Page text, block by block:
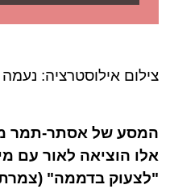
צילום אילוסטרציה:
המסע של אסתר-תמר
אלו הוציאה לאור עם
"לצעוק בדממה"